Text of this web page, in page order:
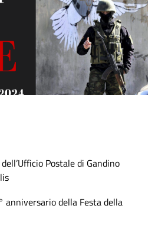
Postale di Gandino
anniversario della Festa della